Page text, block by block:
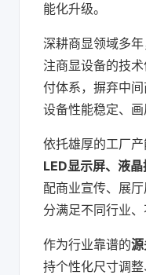
能化升级。
深耕商显领域多
注商显设备的技
付体系，摒弃中
设备性能稳定、
依托雄厚的工厂
LED显示屏、液
配商业宣传、展
分满足不同行业、
作为行业靠谱的
持个性化尺寸调